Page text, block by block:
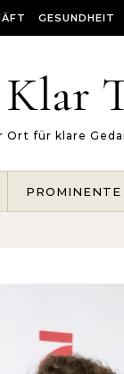
GESUNDHEIT
Klar
Ort für klare
PROMINENTE